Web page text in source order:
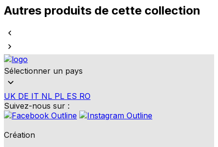
Autres produits de cette collection
Sélectionner un pays
UK DE IT NL PL ES RO
Suivez-nous sur :
Création